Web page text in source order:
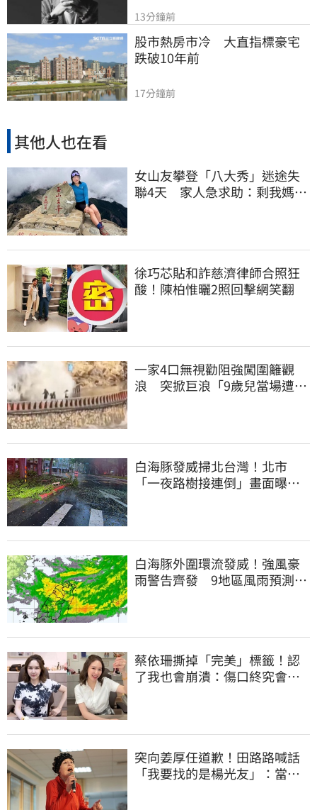
13分鐘前
股市熱房市冷　大直指標豪宅
跌破10年前
17分鐘前
其他人也在看
女山友攀登「八大秀」迷途失
聯4天 家人急求助：剩我媽還
徐巧芯貼和詐慈濟律師合照狂
酸！陳柏惟曬2照回擊網笑翻
一家4口無視勸阻強闖圍籬觀
浪 突掀巨浪「9歲兒當場遭捲
白海豚發威掃北台灣！北市
「一夜路樹接連倒」畫面曝
白海豚外圍環流發威！強風豪
雨警告齊發 9地區風雨預測達
蔡依珊撕掉「完美」標籤！認
了我也會崩潰：傷口終究會癒
突向姜厚任道歉！田路路喊話
「我要找的是楊光友」：當時